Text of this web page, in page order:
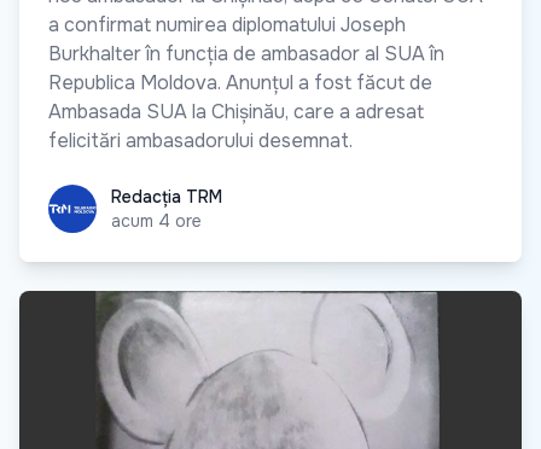
a confirmat numirea diplomatului Joseph
Burkhalter în funcția de ambasador al SUA în
Republica Moldova. Anunțul a fost făcut de
Ambasada SUA la Chișinău, care a adresat
felicitări ambasadorului desemnat.
Redacția TRM
Redacția TRM
acum 4 ore